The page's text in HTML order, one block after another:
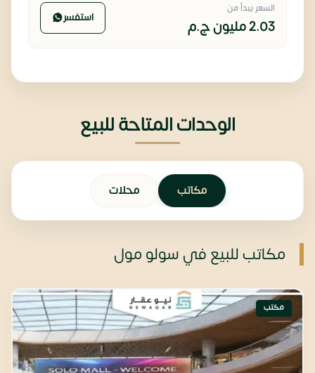
السعر يبدأ من
2.03 مليون ج.م استفسر
الوحدات المتاحة للبيع
مكاتب محلات
مكاتب للبيع في ‫سولو مول
مكتب